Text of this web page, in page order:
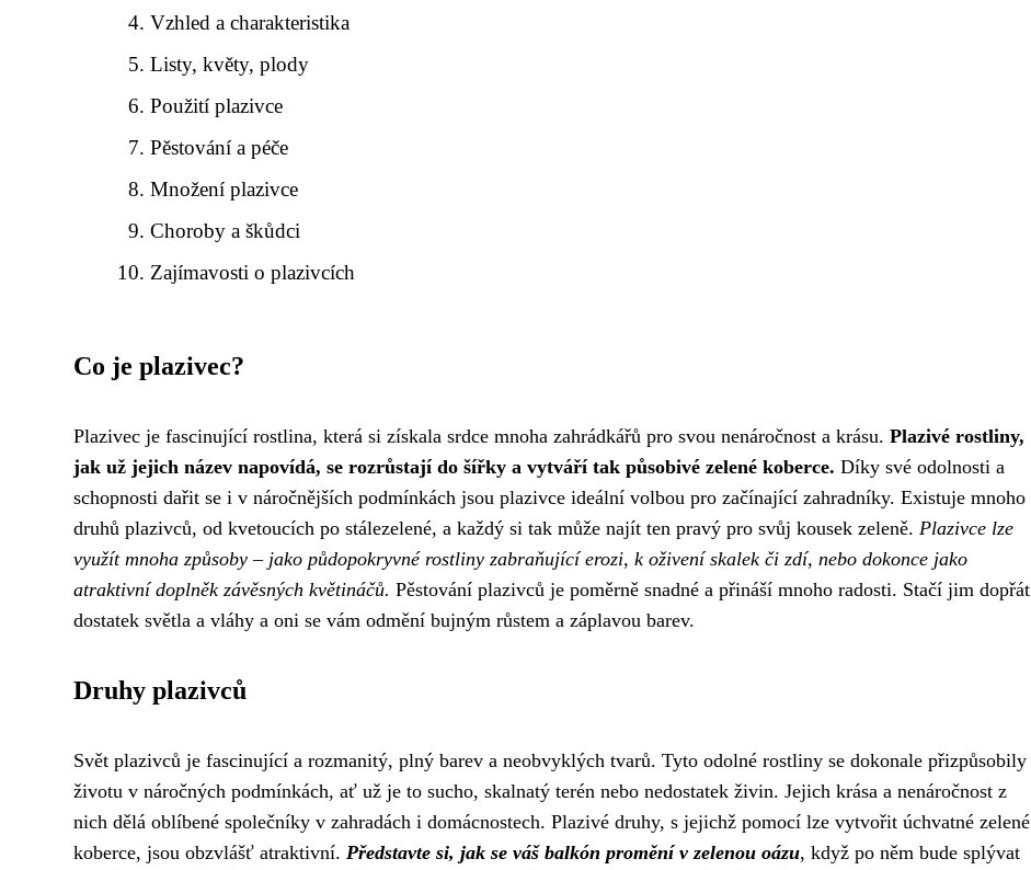
Vzhled a charakteristika
Listy, květy, plody
Použití plazivce
Pěstování a péče
Množení plazivce
Choroby a škůdci
Zajímavosti o plazivcích
Co je plazivec?
Plazivec je fascinující rostlina, která si získala srdce mnoha zahrádkářů pro svou nenáročnost a krásu. Plazivé rostliny,
jak už jejich název napovídá, se rozrůstají do šířky a vytváří tak působivé zelené koberce. Díky své odolnosti a
schopnosti dařit se i v náročnějších podmínkách jsou plazivce ideální volbou pro začínající zahradníky. Existuje mnoho
druhů plazivců, od kvetoucích po stálezelené, a každý si tak může najít ten pravý pro svůj kousek zeleně. Plazivce lze
využít mnoha způsoby – jako půdopokryvné rostliny zabraňující erozi, k oživení skalek či zdí, nebo dokonce jako
atraktivní doplněk závěsných květináčů. Pěstování plazivců je poměrně snadné a přináší mnoho radosti. Stačí jim dopřát
dostatek světla a vláhy a oni se vám odmění bujným růstem a záplavou barev.
Druhy plazivců
Svět plazivců je fascinující a rozmanitý, plný barev a neobvyklých tvarů. Tyto odolné rostliny se dokonale přizpůsobily
životu v náročných podmínkách, ať už je to sucho, skalnatý terén nebo nedostatek živin. Jejich krása a nenáročnost z
nich dělá oblíbené společníky v zahradách i domácnostech. Plazivé druhy, s jejichž pomocí lze vytvořit úchvatné zelené
koberce, jsou obzvlášť atraktivní. Představte si, jak se váš balkón promění v zelenou oázu, když po něm bude splývat